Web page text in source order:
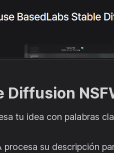
Diffusion
tu idea con palabras
procesa su descripción